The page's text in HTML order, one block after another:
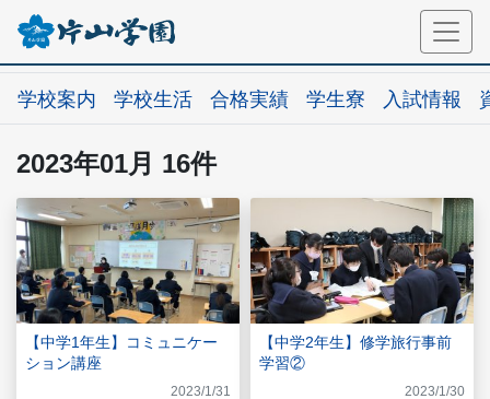
学校案内 学校生活 合格実績 学生寮 入試情報
2023年01月 16件
【中学1年生】コミュニケー
ション講座
2023/1/31
【中学2年生】修学旅行事前
学習②
2023/1/30